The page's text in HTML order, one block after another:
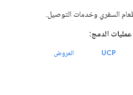
السفري وخدمات التوصيل.
عمليات الدمج:
UCP العروض